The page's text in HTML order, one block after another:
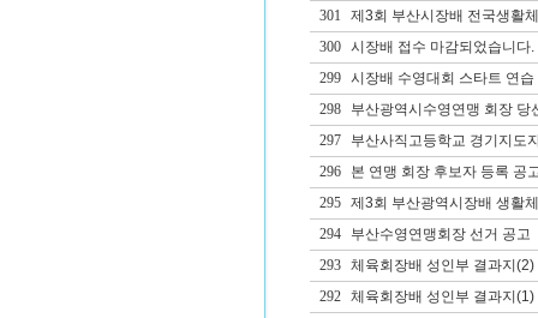
301
제3회 부산시장배 전국생활
300
시장배 접수 마감되었습니다.
299
시장배 수영대회 스타트 연
298
부산광역시수영연맹 회장 당
297
부산사직고등학교 경기지도
296
본 연맹 회장 후보자 등록 공
295
제3회 부산광역시장배 생활
294
부산수영연맹회장 선거 공고
293
체육회장배 성인부 결과지(2)
292
체육회장배 성인부 결과지(1)